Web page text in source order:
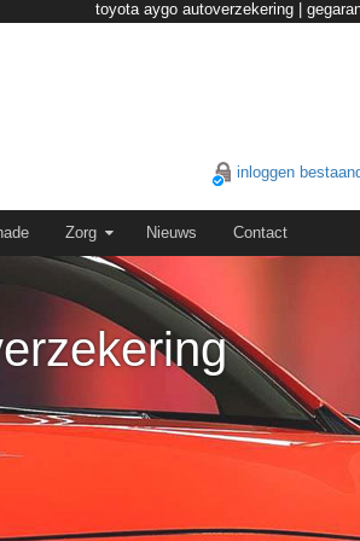
toyota aygo autoverzekering |
inloggen
Zorg Nieuws Contact